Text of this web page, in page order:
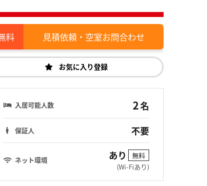
見積依頼・空室お問合わせ
お気に入り登録
入居可能人数 2名
保証人 不要
ネット環境 あり
無料
(Wi-Fiあり)